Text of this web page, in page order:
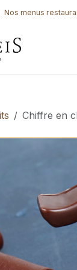
Nos menus
Chiffre en